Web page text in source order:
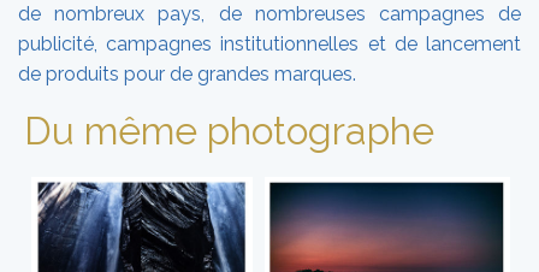
de nombreux pays, de nombreuses campagnes de
publicité, campagnes institutionnelles et de lancement
de produits pour de grandes marques.
Du même photographe